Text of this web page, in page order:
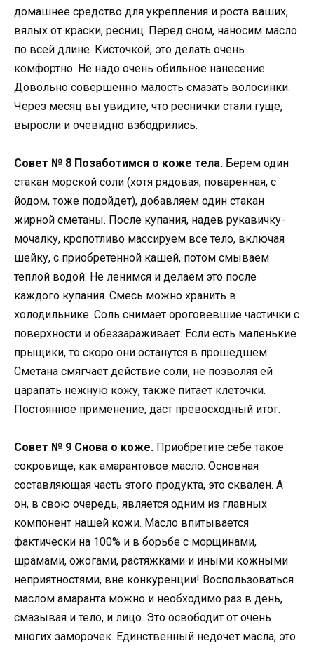
домашнее средство для укрепления и роста ваших,
вялых от краски, ресниц. Перед сном, наносим масло
по всей длине. Кисточкой, это делать очень
комфортно. Не надо очень обильное нанесение.
Довольно совершенно малость смазать волосинки.
Через месяц вы увидите, что реснички стали гуще,
выросли и очевидно взбодрились.
Совет № 8 Позаботимся о коже тела. Берем один
стакан морской соли (хотя рядовая, поваренная, с
йодом, тоже подойдет), добавляем один стакан
жирной сметаны. После купания, надев рукавичку-
мочалку, кропотливо массируем все тело, включая
шейку, с приобретенной кашей, потом смываем
теплой водой. Не ленимся и делаем это после
каждого купания. Смесь можно хранить в
холодильнике. Соль снимает ороговевшие частички с
поверхности и обеззараживает. Если есть маленькие
прыщики, то скоро они останутся в прошедшем.
Сметана смягчает действие соли, не позволяя ей
царапать нежную кожу, также питает клеточки.
Постоянное применение, даст превосходный итог.
Совет № 9 Снова о коже. Приобретите себе такое
сокровище, как амарантовое масло. Основная
составляющая часть этого продукта, это сквален. А
он, в свою очередь, является одним из главных
компонент нашей кожи. Масло впитывается
фактически на 100% и в борьбе с морщинами,
шрамами, ожогами, растяжками и иными кожными
неприятностями, вне конкуренции! Воспользоваться
маслом амаранта можно и необходимо раз в день,
смазывая и тело, и лицо. Это освободит от очень
многих заморочек. Единственный недочет масла, это